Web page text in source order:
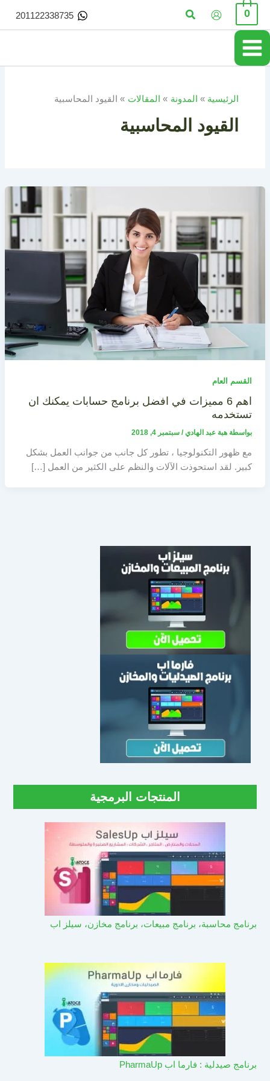
تخطي
المحتوى
0 البحث 201122338735
الرئيسية المدونة المقالات القيود المحاسبية
القيود المحاسبية
القسم العام
اهم 6 مميزات في افضل برنامج حسابات يمكنك ان
تستخدمه
بواسطة هبة عبد الهادي/ سبتمبر 4, 2018
مع ظهور التكنولوجيا ، تطور كل جانب من جوانب العمل بشكل
كبير. لقد استحوذت الآلات والنظم على الكثير من العمل […]
المنتجات البرمجية
برنامج محاسبة، برنامج مبيعات، برنامج مخازن، سيلز اب
برنامج صيدلية : فارما اب PharmaUp​